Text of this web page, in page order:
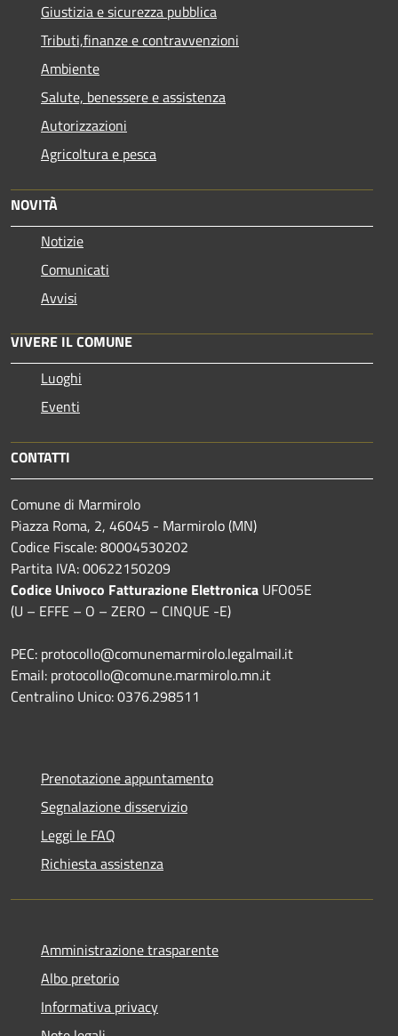
Giustizia e sicurezza pubblica
Tributi,finanze e contravvenzioni
Ambiente
Salute, benessere e assistenza
Autorizzazioni
Agricoltura e pesca
NOVITÀ
Notizie
Comunicati
Avvisi
VIVERE IL COMUNE
Luoghi
Eventi
CONTATTI
Comune di Marmirolo
Piazza Roma, 2, 46045 - Marmirolo (MN)
Codice Fiscale: 80004530202
Partita IVA: 00622150209
Codice Univoco Fatturazione Elettronica UFO05E
(U – EFFE – O – ZERO – CINQUE -E)
PEC: protocollo@comunemarmirolo.legalmail.it
Email: protocollo@comune.marmirolo.mn.it
Centralino Unico: 0376.298511
Prenotazione appuntamento
Segnalazione disservizio
Leggi le FAQ
Richiesta assistenza
Amministrazione trasparente
Albo pretorio
Informativa privacy